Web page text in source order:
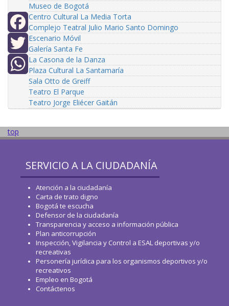
Facebook
Twitter
WhatsApp
Museo de Bogotá
Centro Cultural La Media Torta
Complejo Teatral Julio Mario Santo Domingo
Escenario Móvil
Galería Santa Fe
La Casona de la Danza
Plaza Cultural La Santamaría
Sala Otto de Greiff
Teatro El Parque
Teatro Jorge Eliécer Gaitán
top
SERVICIO A LA CIUDADANÍA
Atención a la ciudadanía
Carta de trato digno
Bogotá te escucha
Defensor de la ciudadanía
Transparencia y acceso a información pública
Plan anticorrupción
Inspección, Vigilancia y Control a ESAL deportivas y/o
recreativas
Personería jurídica para los organismos deportivos y/o
recreativos
Empleo en Bogotá
Contáctenos